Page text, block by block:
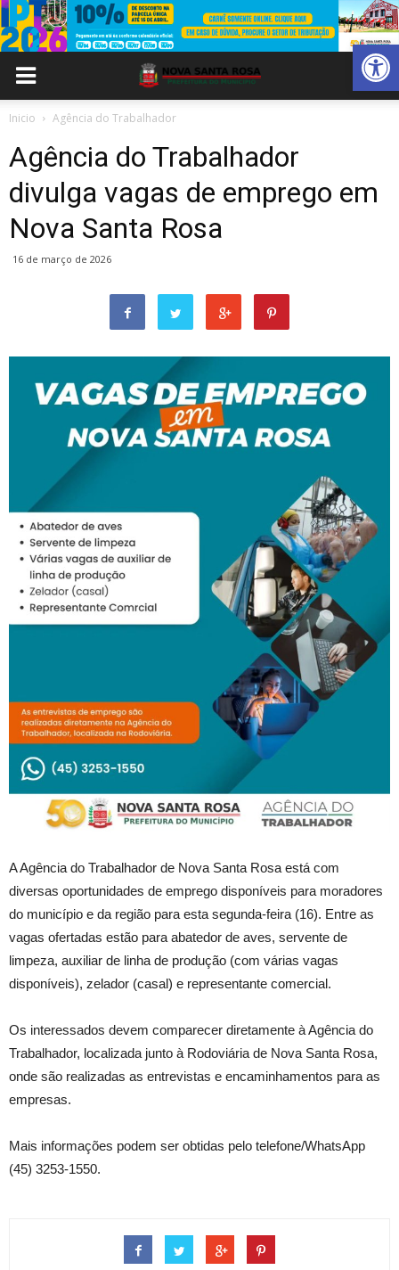
Abrir
Inicio Agência do Trabalhador
Agência do Trabalhador
divulga vagas de emprego em
Nova Santa Rosa
16 de março de 2026
A Agência do Trabalhador de Nova Santa Rosa está com
diversas oportunidades de emprego disponíveis para moradores
do município e da região para esta segunda-feira (16). Entre as
vagas ofertadas estão para abatedor de aves, servente de
limpeza, auxiliar de linha de produção (com várias vagas
disponíveis), zelador (casal) e representante comercial.
Os interessados devem comparecer diretamente à Agência do
Trabalhador, localizada junto à Rodoviária de Nova Santa Rosa,
onde são realizadas as entrevistas e encaminhamentos para as
empresas.
Mais informações podem ser obtidas pelo telefone/WhatsApp
(45) 3253-1550.